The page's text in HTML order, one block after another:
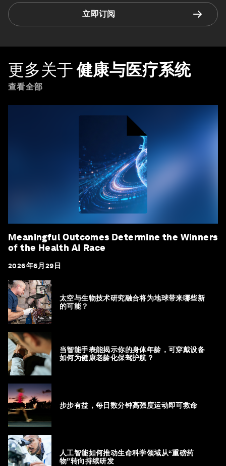
立即订阅
更多关于 健康与医疗系统
查看全部
Meaningful Outcomes Determine the Winners
of the Health AI Race
2026年6月29日
太空与生物技术研究融合将为地球带来哪些新
的可能？
当智能手表能揭示你的身体年龄，可穿戴设备
如何为健康老龄化保驾护航？
步步有益，每日数分钟高强度运动即可救命
人工智能如何推动生命科学领域从“重磅药
物”转向持续研发